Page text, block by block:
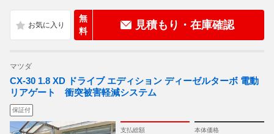
無
料
見積もり・在庫確認
マツダ
CX-30 1.8 XD ドライブ エディション ディーゼルターボ 電動
リアゲート 衝突被害軽減システム
保証付
支払総額 本体価格